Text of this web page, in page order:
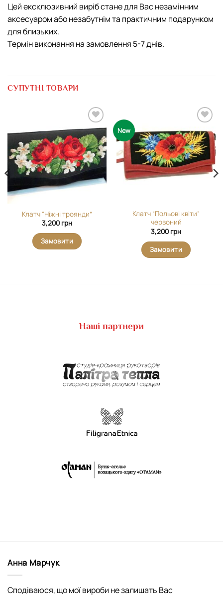
Цей ексклюзивний виріб стане для Вас незамінним
аксесуаром або незабутнім та практичним подарунком
для близьких.
Термін виконання на замовлення 5-7 днів.
СУПУТНІ ТОВАРИ
Додати
виріб у
вибране
Клатч “Ніжні троянди”
3,200 грн
Замовити
New
Додати
виріб у
вибране
Клатч “Польові квіти”
червоний
3,200 грн
Замовити
Наші партнери
Анна Марчук
Сподіваюся, що мої вироби не залишать Вас